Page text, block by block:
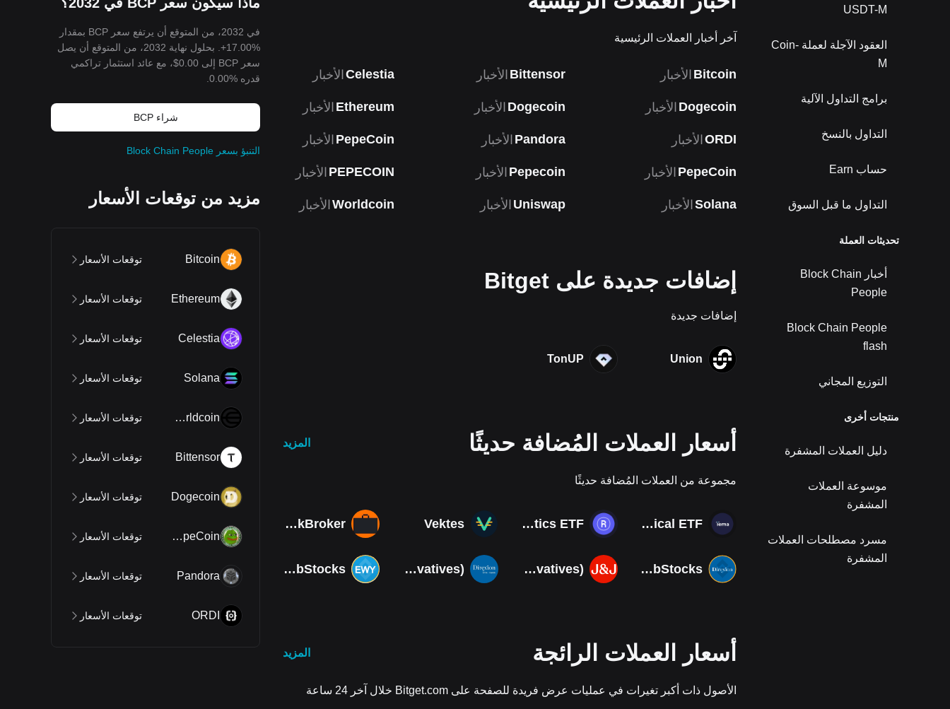
USDT-M
العقود الآجلة لعملة Coin-
M
برامج التداول الآلية
التداول بالنسخ
حساب Earn
التداول ما قبل السوق
تحديثات العملة
أخبار Block Chain
People
Block Chain People
flash
التوزيع المجاني
منتجات أخرى
دليل العملات المشفرة
موسوعة العملات
المشفرة
مسرد مصطلحات العملات
المشفرة
آخر أخبار العملات الرئيسية
Bitcoin الأخبار Bittensor الأخبار Celestia الأخبار
Dogecoin الأخبار Dogecoin الأخبار Ethereum الأخبار
ORDI الأخبار Pandora الأخبار PepeCoin الأخبار
PepeCoin الأخبار Pepecoin الأخبار PEPECOIN الأخبار
Solana الأخبار Uniswap الأخبار Worldcoin الأخبار
إضافات جديدة على Bitget
إضافات جديدة
Union
TonUP
أسعار العملات المُضافة حديثًا المزيد
مجموعة من العملات المُضافة حديثًا
Tema Photonics & Optical ETF
Roundhill Photonics & Optics ETF
Vektes
StonkBroker
South Korea Bull 3X ETF Tokenized bStocks
Johnson & Johnson (Derivatives)
Direxion Daily MSCI South Korea Bull 3X ETF (Derivatives)
iShares MSCI South Korea ETF Tokenized bStocks
أسعار العملات الرائجة المزيد
الأصول ذات أكبر تغيرات في عمليات عرض فريدة للصفحة على Bitget.com خلال آخر 24 ساعة
في 2032، من المتوقع أن يرتفع سعر BCP بمقدار
%17.00+. بحلول نهاية 2032، من المتوقع أن يصل
سعر BCP إلى
$0.00، مع عائد استثمار تراكمي
قدره %0.00.
شراء BCP
التنبؤ بسعر Block Chain People
مزيد من توقعات الأسعار
Bitcoin توقعات الأسعار
Ethereum توقعات الأسعار
Celestia توقعات الأسعار
Solana توقعات الأسعار
Worldcoin توقعات الأسعار
Bittensor توقعات الأسعار
Dogecoin توقعات الأسعار
PepeCoin توقعات الأسعار
Pandora توقعات الأسعار
ORDI توقعات الأسعار